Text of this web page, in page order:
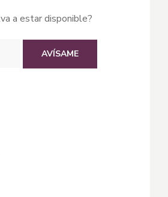
a estar disponible?
AVÍSAME